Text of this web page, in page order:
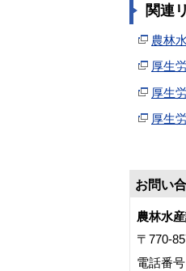
関連
農林
厚生
厚生
厚生
お問い
農林水
〒770-
電話番